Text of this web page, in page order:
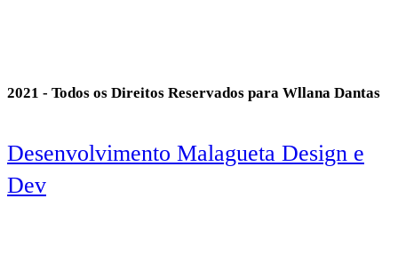
2021 - Todos os Direitos Reservados para Wllana Dantas
Desenvolvimento Malagueta Design e
Dev